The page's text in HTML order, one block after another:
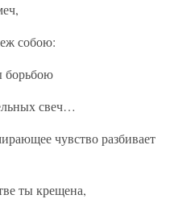
собою:
борьбою
свеч…
чувство разбивает
ты крещена,